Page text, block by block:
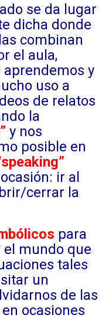
se da lugar
dicha donde
combinan
el aula,
aprendemos y
uso a
de relatos
la
y nos
posible en
ir al
cerrar la
para
mundo que
tales
un
de las
ocasiones